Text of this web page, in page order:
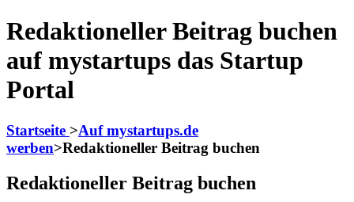
Redaktioneller Beitrag buchen
auf mystartups das Startup
Portal
Startseite >Auf mystartups.de
werben>Redaktioneller Beitrag buchen
Redaktioneller Beitrag buchen